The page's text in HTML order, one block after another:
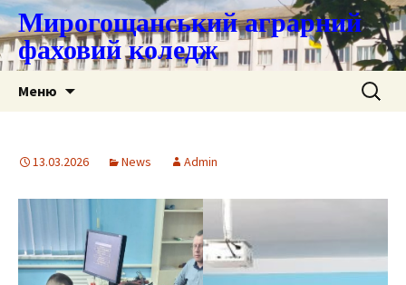
Мирогощанський аграрний
фаховий коледж
Меню Пошук:
13.03.2026 News Admin